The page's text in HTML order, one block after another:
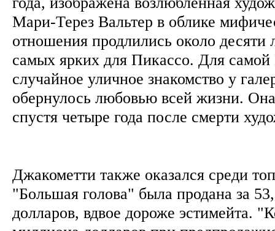
Мари-Терез Вальтер в облике
отношения продлились около
самых ярких для Пикассо. Для
случайное уличное знакомство у
обернулось любовью всей жизни.
спустя четыре года после смерти
Джакометти также оказался среди
"Большая голова" была продана за
долларов, вдвое дороже эстимейта.